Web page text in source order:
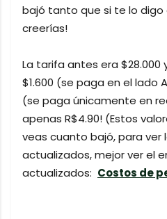
bajó tanto que si te lo
creerías!
La tarifa antes era $28.000
$1.600 (se paga en el lado
(se paga únicamente en
apenas R$4.90! (Estos
veas cuanto bajó, para ver
actualizados, mejor ver el
actualizados: Costos de